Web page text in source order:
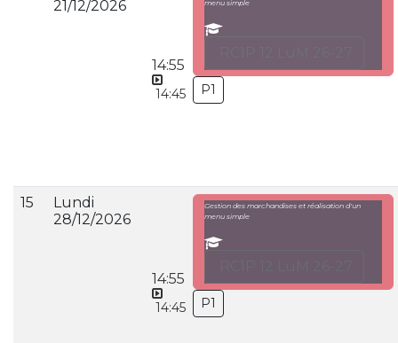
21/12/2026
14:55
14:45
menu simple
P1
15
Lundi
28/12/2026
14:55
14:45
Gestion des marchandises et réalisation d'un
menu simple
P1